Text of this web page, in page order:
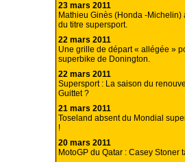
23 mars 2011
Mathieu Ginès (Honda -Michelin)
du titre supersport.
22 mars 2011
Une grille de départ « allégée »
superbike de Donington.
22 mars 2011
Supersport : La saison du
Guittet ?
21 mars 2011
Toseland absent du Mondial
!
20 mars 2011
MotoGP du Qatar : Casey Stoner